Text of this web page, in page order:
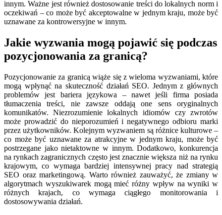
innym. Ważne jest również dostosowanie treści do lokalnych norm i
oczekiwań – co może być akceptowalne w jednym kraju, może być
uznawane za kontrowersyjne w innym.
Jakie wyzwania mogą pojawić się podczas
pozycjonowania za granicą?
Pozycjonowanie za granicą wiąże się z wieloma wyzwaniami, które
mogą wpłynąć na skuteczność działań SEO. Jednym z głównych
problemów jest bariera językowa – nawet jeśli firma posiada
tłumaczenia treści, nie zawsze oddają one sens oryginalnych
komunikatów. Niezrozumienie lokalnych idiomów czy zwrotów
może prowadzić do nieporozumień i negatywnego odbioru marki
przez użytkowników. Kolejnym wyzwaniem są różnice kulturowe –
co może być uznawane za atrakcyjne w jednym kraju, może być
postrzegane jako nietaktowne w innym. Dodatkowo, konkurencja
na rynkach zagranicznych często jest znacznie większa niż na rynku
krajowym, co wymaga bardziej intensywnej pracy nad strategią
SEO oraz marketingową. Warto również zauważyć, że zmiany w
algorytmach wyszukiwarek mogą mieć różny wpływ na wyniki w
różnych krajach, co wymaga ciągłego monitorowania i
dostosowywania działań.